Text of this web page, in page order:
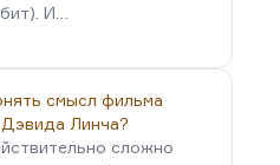
И…
смысл фильма
Линча?
сложно